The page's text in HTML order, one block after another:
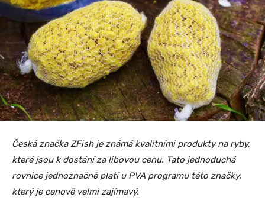
Česká značka ZFish je známá kvalitními produkty na ryby,
které jsou k dostání za libovou cenu. Tato jednoduchá
rovnice jednoznačně platí u PVA programu této značky,
který je cenově velmi zajímavý.